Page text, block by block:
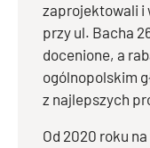
zaprojektowali i
przy ul. Bacha
docenione, a
ogólnopolskim
z najlepszych
Od 2020 roku